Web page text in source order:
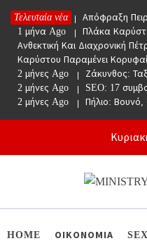
Skip
content
Τελευταία νέα
1 μήνα Ago
Απόφραξη
1 μήνα Ago
Πλάκα
Ανθεκτική Και Διαχρονική
Καρύστου Παραμένει
2 μήνες Ago
Ζάκυνθος:
2 μήνες Ago
SEO: 17
2 μήνες Ago
Πήλιο:
HOME ΟΙΚΟΝΟΜΙΑ SEX